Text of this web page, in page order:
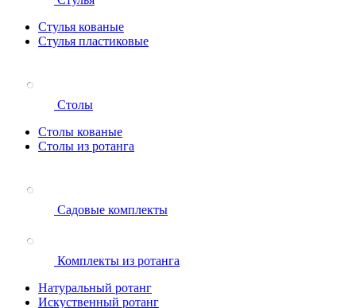
Стулья кованые
Стулья пластиковые
Столы
Столы кованые
Столы из ротанга
Садовые комплекты
Комплекты из ротанга
Натуральный ротанг
Искуственный ротанг